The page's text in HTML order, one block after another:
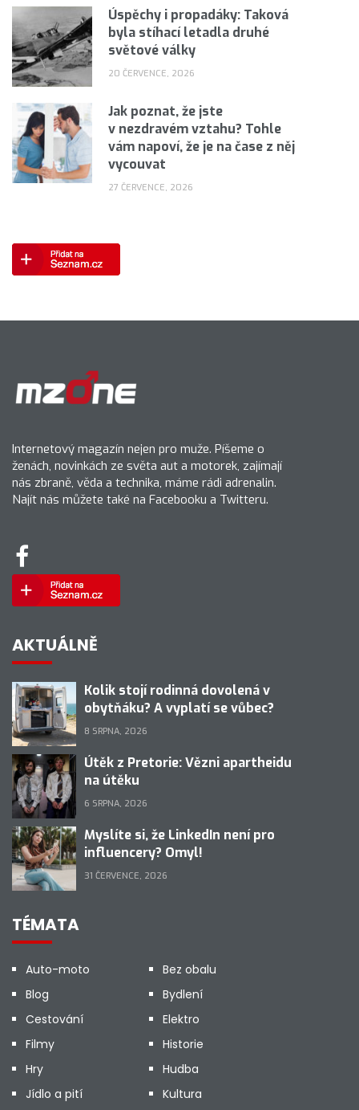
Úspěchy i propadáky: Taková
byla stíhací letadla druhé
světové války
20 ČERVENCE, 2026
Jak poznat, že jste
v nezdravém vztahu? Tohle
vám napoví, že je na čase z něj
vycouvat
27 ČERVENCE, 2026
Internetový magazín nejen pro muže. Píšeme o
ženách, novinkách ze světa aut a motorek, zajímají
nás zbraně, věda a technika, máme rádi adrenalin.
Najít nás můžete také na Facebooku a Twitteru.
AKTUÁLNĚ
Kolik stojí rodinná dovolená v
obytňáku? A vyplatí se vůbec?
8 SRPNA, 2026
Útěk z Pretorie: Vězni apartheidu
na útěku
6 SRPNA, 2026
Myslíte si, že LinkedIn není pro
influencery? Omyl!
31 ČERVENCE, 2026
TÉMATA
Auto-moto
Bez obalu
Blog
Bydlení
Cestování
Elektro
Filmy
Historie
Hry
Hudba
Jídlo a pití
Kultura